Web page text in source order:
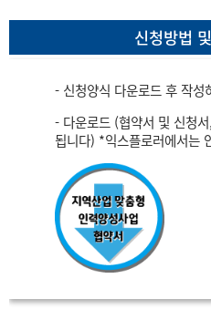
신청방법
- 신청양식 다운로드 후 작성
- 다운로드 (협약서 및 신청
됩니다) *익스플로러에서는